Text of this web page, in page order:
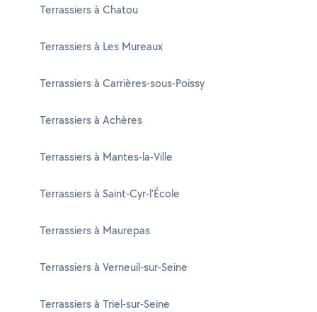
Terrassiers à Chatou
Terrassiers à Les Mureaux
Terrassiers à Carrières-sous-Poissy
Terrassiers à Achères
Terrassiers à Mantes-la-Ville
Terrassiers à Saint-Cyr-l'École
Terrassiers à Maurepas
Terrassiers à Verneuil-sur-Seine
Terrassiers à Triel-sur-Seine